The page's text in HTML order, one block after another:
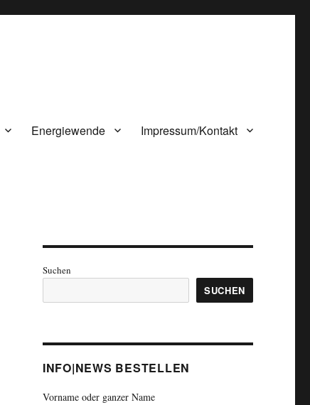
Energiewende Impressum/Kontakt
Suchen
SUCHEN
INFO|NEWS BESTELLEN
Vorname oder ganzer Name